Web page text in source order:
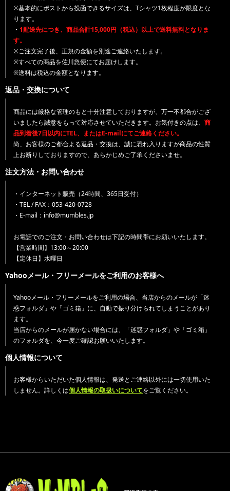
※基本的にポストから投函できるサイズは、Tシャツ1枚程度が限度とな
ります。
・ 1配送先につき、商品合計15,000円（税込）以上で送料無料となりま
す。
※ご注文完了後、正規の金額を別途ご連絡いたします。
※すべての商品を佐川急便にてお届けします。
※送料は税込の金額となります。
返品・交換について
商品には厳格な管理のもと十分注意しておりますが、万一不都合がござ
いましたら誠意をもって対応させていただきます。お気付きの点は、 商
品到着後7日以内にTEL、またはE-mailにてご連絡ください。
尚、お客様のご都合よる返品・交換は、誠に恐れ入りますが商品の性質
上お断りしておりますので、あらかじめご了承くださいませ。
注文方法・お問い合わせ
・インターネット販売（24時間、365日受付）
・TEL / FAX：053-420-0728
・E-mail：info@mumbles.jp
お電話でのご注文・お問い合わせは下記の時間帯にお願いいたします。
【営業時間】13:00～20:00
【定休日】水曜日
Yahooメール・フリーメールをご利用のお客様へ
Yahooメール・フリーメールをご利用の場合、当店からのメールが「迷
惑フォルダ」や「ゴミ箱」に、自動で振り分けられてしまうことがあり
ます。
当店からのメールが届かない場合には、「迷惑フォルダ」や「ゴミ箱」
のフォルダを、今一度ご確認お願いいたします。
個人情報について
お客様からいただいた個人情報は、発送とご連絡以外には一切使用いた
しません。詳しくは個人情報の取扱いについてをご覧ください。